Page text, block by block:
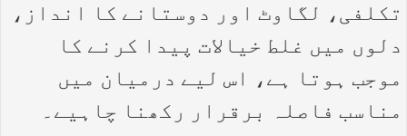
تکلفی، لگاوٹ اور دوستانے کا انداز،
دلوں میں غلط خیالات پیدا کرنے کا
موجب ہوتا ہے، اس لیے درمیان میں
مناسب فاصلہ برقرار رکھنا چاہیے۔